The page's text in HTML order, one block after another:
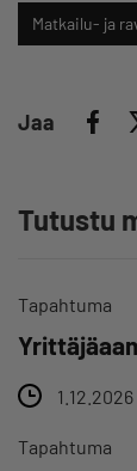
Matkailu- ja
Jaa
Tutustu
Tapahtuma
Tapahtuma